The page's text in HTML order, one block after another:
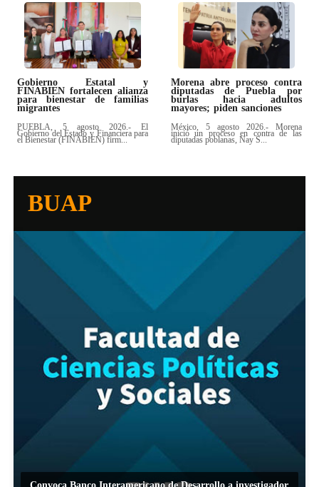
Gobierno Estatal y
FINABIEN fortalecen alianza
para bienestar de familias
migrantes
PUEBLA, 5 agosto 2026.- El
Gobierno del Estado y Financiera para
el Bienestar (FINABIEN) firm...
Morena abre proceso contra
diputadas de Puebla por
burlas hacia adultos
mayores; piden sanciones
México, 5 agosto 2026.- Morena
inició un proceso en contra de las
diputadas poblanas, Nay S...
BUAP
Convoca Banco Interamericano de Desarrollo a investigador